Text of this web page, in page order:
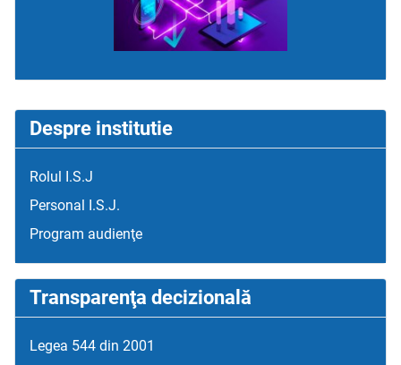
Despre institutie
Rolul I.S.J
Personal I.S.J.
Program audienţe
Transparenţa decizională
Legea 544 din 2001